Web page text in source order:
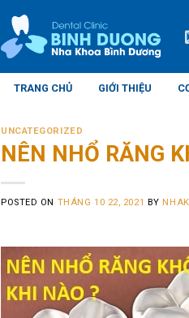
TRANG CHỦ GIỚI THIỆU
UNCATEGORIZED
NÊN NHỔ RĂNG
POSTED ON THÁNG 10 22, 2021 BY